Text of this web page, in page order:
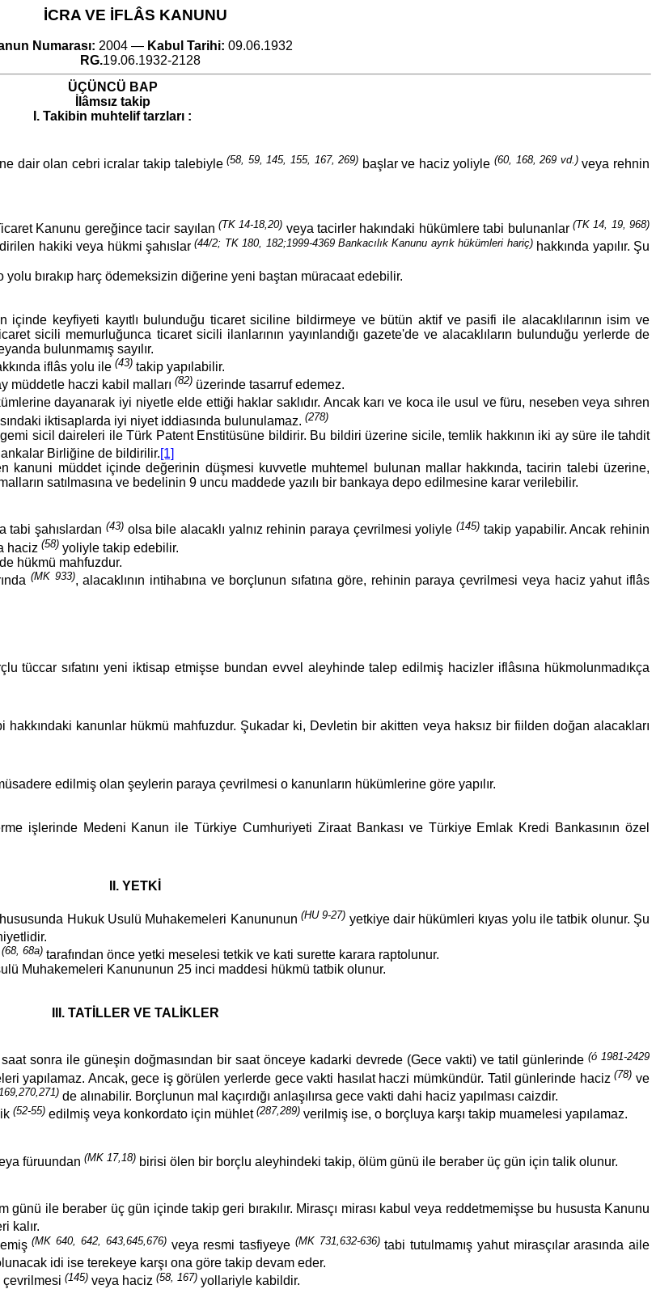
İCRA VE İFLÂS KANUNU
Numarası: 2004 — Kabul Tarihi: 09.06.1932
RG.19.06.1932-2128
ÜÇÜNCÜ BAP
İlâmsız takip
I. Takibin muhtelif tarzları :
dair olan cebri icralar takip talebiyle(58, 59, 145, 155, 167, 269) başlar ve haciz yoliyle(60, 168, 269 vd.) veya rehnin
Kanunu gereğince tacir sayılan (TK 14-18,20) veya tacirler hakındaki hükümlere tabi bulunanlar (TK 14, 19, 968)
hakiki veya hükmi şahıslar(44/2; TK 180, 182;1999-4369 Bankacılık Kanunu ayrık hükümleri hariç)hakkında yapılır. Şu
bırakıp harç ödemeksizin diğerine yeni baştan müracaat edebilir.
keyfiyeti kayıtlı bulunduğu ticaret siciline bildirmeye ve bütün aktif ve pasifi ile alacaklılarının isim ve
sicili memurluğunca ticaret sicili ilanlarının yayınlandığı gazete'de ve alacaklıların bulunduğu yerlerde de
bulunmamış sayılır.
iflâs yolu ile (43)takip yapılabilir.
müddetle haczi kabil malları (82)üzerinde tasarruf edemez.
dayanarak iyi niyetle elde ettiği haklar saklıdır. Ancak karı ve koca ile usul ve füru, neseben veya sıhren
iktisaplarda iyi niyet iddiasında bulunulamaz. (278)
sicil daireleri ile Türk Patent Enstitüsüne bildirir. Bu bildiri üzerine sicile, temlik hakkının iki ay süre ile tahdit
Birliğine de bildirilir.[1]
kanuni müddet içinde değerinin düşmesi kuvvetle muhtemel bulunan mallar hakkında, tacirin talebi üzerine,
satılmasına ve bedelinin 9 uncu maddede yazılı bir bankaya depo edilmesine karar verilebilir.
tabi şahıslardan (43) olsa bile alacaklı yalnız rehinin paraya çevrilmesi yoliyle(145) takip yapabilir. Ancak rehinin
haciz (58) yoliyle takip edebilir.
hükmü mahfuzdur.
(MK 933), alacaklının intihabına ve borçlunun sıfatına göre, rehinin paraya çevrilmesi veya haciz yahut iflâs
tüccar sıfatını yeni iktisap etmişse bundan evvel aleyhinde talep edilmiş hacizler iflâsına hükmolunmadıkça
kanunlar hükmü mahfuzdur. Şukadar ki, Devletin bir akitten veya haksız bir fiilden doğan alacakları
edilmiş olan şeylerin paraya çevrilmesi o kanunların hükümlerine göre yapılır.
işlerinde Medeni Kanun ile Türkiye Cumhuriyeti Ziraat Bankası ve Türkiye Emlak Kredi Bankasının özel
II. YETKİ
Hukuk Usulü Muhakemeleri Kanununun (HU 9-27) yetkiye dair hükümleri kıyas yolu ile tatbik olunur. Şu
(68, 68a) tarafından önce yetki meselesi tetkik ve kati surette karara raptolunur.
Muhakemeleri Kanununun 25 inci maddesi hükmü tatbik olunur.
III. TATİLLER VE TALİKLER
sonra ile güneşin doğmasından bir saat önceye kadarki devrede (Gece vakti) ve tatil günlerinde (ó 1981-2429
yapılamaz. Ancak, gece iş görülen yerlerde gece vakti hasılat haczi mümkündür. Tatil günlerinde haciz(78) ve
de alınabilir. Borçlunun mal kaçırdığı anlaşılırsa gece vakti dahi haciz yapılması caizdir.
(52-55) edilmiş veya konkordato için mühlet (287,289) verilmiş ise, o borçluya karşı takip muamelesi yapılamaz.
füruundan (MK 17,18) birisi ölen bir borçlu aleyhindeki takip, ölüm günü ile beraber üç gün için talik olunur.
günü ile beraber üç gün içinde takip geri bırakılır. Mirasçı mirası kabul veya reddetmemişse bu hususta Kanunu
kalır.
(MK 640, 642, 643,645,676) veya resmi tasfiyeye (MK 731,632-636) tabi tutulmamış yahut mirasçılar arasında aile
idi ise terekeye karşı ona göre takip devam eder.
çevrilmesi (145) veya haciz (58, 167) yollariyle kabildir.